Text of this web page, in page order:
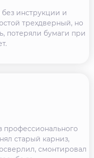
инструкции и
трехдверный, но
потеряли бумаги при
профессионального
старый карниз,
смонтировал